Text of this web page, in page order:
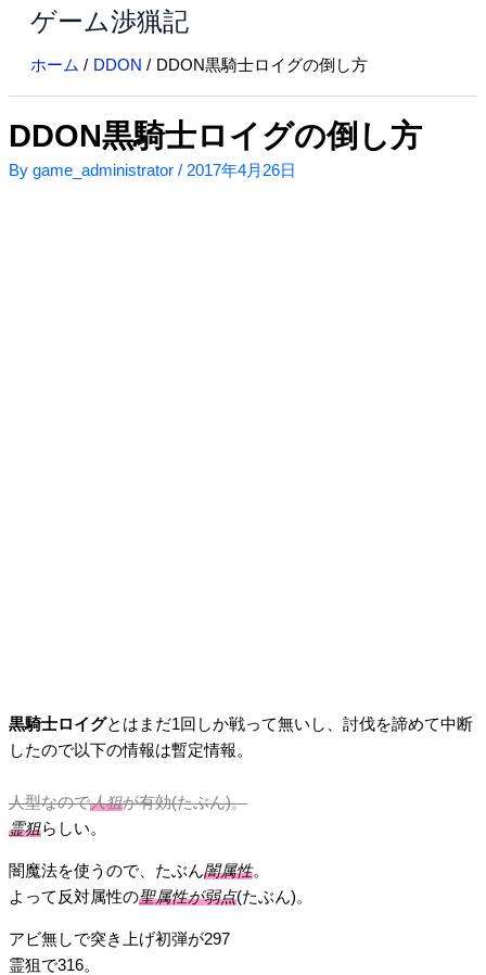
ス
キ
ッ
プ
ゲーム渉猟記
ホーム DDON DDON黒騎士ロイグの倒し方
DDON黒騎士ロイグの倒し方
By game_administrator / 2017年4月26日
黒騎士ロイグとはまだ1回しか戦って無いし、討伐を諦めて中断
したので以下の情報は暫定情報。
人型なので人狙が有効(たぶん)。
霊狙らしい。
闇魔法を使うので、たぶん闇属性。
よって反対属性の聖属性が弱点(たぶん)。
アビ無しで突き上げ初弾が297
霊狙で316。